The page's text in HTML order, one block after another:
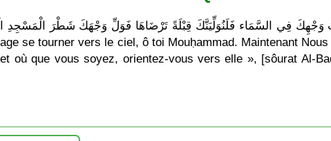
où que vous soyez, orientez-vous vers elle », [sôurat Al-